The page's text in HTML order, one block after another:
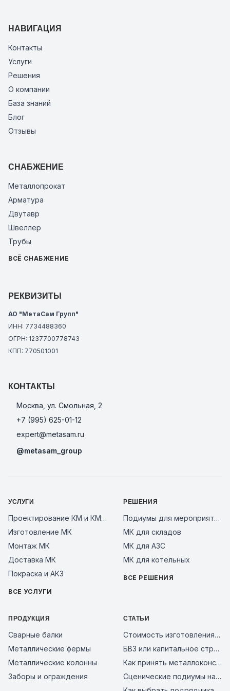
НАВИГАЦИЯ
Контакты
Услуги
Решения
О компании
База знаний
Блог
Отзывы
СНАБЖЕНИЕ
Металлопрокат
Арматура
Двутавр
Швеллер
Трубы
ВСЁ СНАБЖЕНИЕ
РЕКВИЗИТЫ
АО "МетаСам Групп"
ИНН: 7734488360
ОГРН: 1237700778743
КПП: 770501001
КОНТАКТЫ
Москва, ул. Смольная, 2
+7 (995) 625-01-12
expert@metasam.ru
@metasam_group
УСЛУГИ
Проектирование КМ и КМД
Изготовление МК
Монтаж МК
Доставка МК
Покраска и АКЗ
ВСЕ УСЛУГИ
РЕШЕНИЯ
Подиумы для мероприятий
МК для складов
МК для АЗС
МК для котельных
ВСЕ РЕШЕНИЯ
ПРОДУКЦИЯ
Сварные балки
Металлические фермы
Металлические колонны
Заборы и ограждения
СТАТЬИ
Стоимость изготовления металлоконструкций за тонну в 2026 году: из чего складывается цена и как сравнить предложения заводов
БВЗ или капитальное строительство: сравнение смет 2026
Как принять металлоконструкции на объекте: чек-лист входного контроля и типичные ошибки поставщиков в 2026 году
Сценические подиумы на металлическом каркасе: почему это надежное решение для мероприятий, бизнеса и уличных площадок